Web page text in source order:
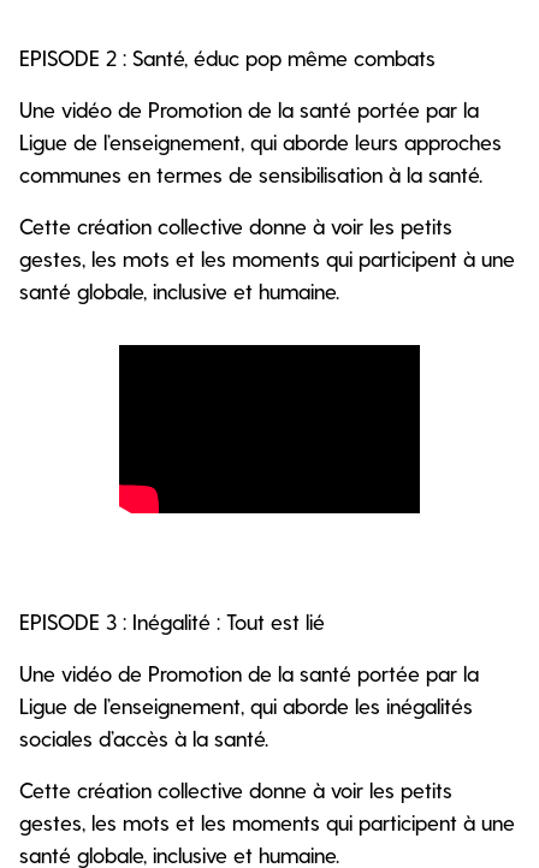
EPISODE 2 : Santé, éduc pop même combats
Une vidéo de Promotion de la santé portée par la
Ligue de l’enseignement, qui aborde leurs approches
communes en termes de sensibilisation à la santé.
Cette création collective donne à voir les petits
gestes, les mots et les moments qui participent à une
santé globale, inclusive et humaine.
EPISODE 3 : Inégalité : Tout est lié
Une vidéo de Promotion de la santé portée par la
Ligue de l’enseignement, qui aborde les inégalités
sociales d’accès à la santé.
Cette création collective donne à voir les petits
gestes, les mots et les moments qui participent à une
santé globale, inclusive et humaine.